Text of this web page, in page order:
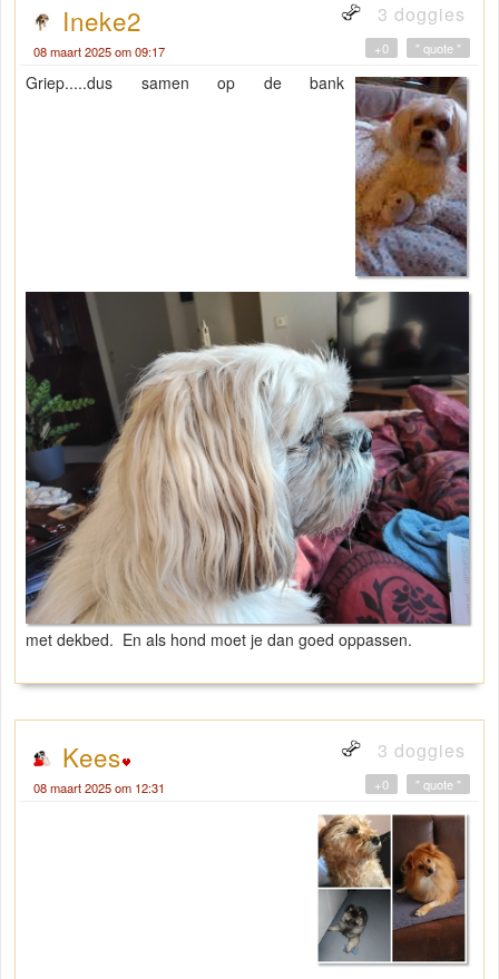
Ineke2 3 doggies
08 maart 2025 om 09:17 " quote "
+0
Griep.....dus samen op de bank
met dekbed. En als hond moet je dan goed oppassen.
Kees 3 doggies
08 maart 2025 om 12:31 " quote "
+0